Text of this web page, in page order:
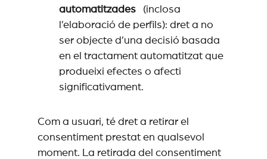
automatitzades (inclosa
l’elaboració de perfils): dret a no
ser objecte d’una decisió basada
en el tractament automatitzat que
produeixi efectes o afecti
significativament.
Com a usuari, té dret a retirar el
consentiment prestat en qualsevol
moment. La retirada del consentiment